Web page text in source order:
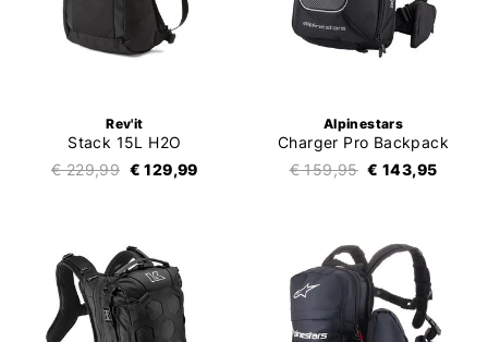
Rev'it
Stack 15L H2O
€ 229,99 € 129,99
Alpinestars
Charger Pro Backpack
€ 159,95 € 143,95